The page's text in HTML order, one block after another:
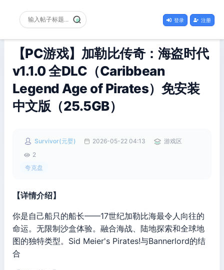
登录 注册
【PC游戏】加勒比传奇：海盗时代
v1.1.0 全DLC（Caribbean
Legend Age of Pirates）免安装
中文版（25.5GB）
Survivor(元婴) 2026-05-22 04:13
游戏区
2
夸克盘
【详情介绍】
你是自己船只的船长——17世纪加勒比海最令人向往的
命运。无限制沙盒体验。融合海战、陆地探索和全球地
图的独特类型。Sid Meier's Pirates!与Bannerlord的结
合